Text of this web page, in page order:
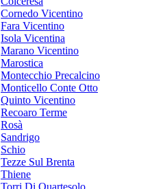
Cornedo Vicentino
Fara Vicentino
Isola Vicentina
Marano Vicentino
Marostica
Montecchio Precalcino
Monticello Conte Otto
Quinto Vicentino
Recoaro Terme
Rosà
Sandrigo
Schio
Tezze Sul Brenta
Thiene
Torri Di Quartesolo